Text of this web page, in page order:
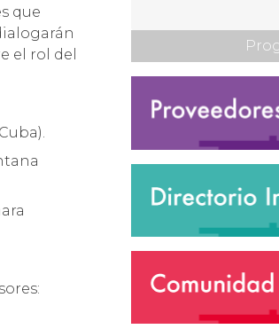
que
el rol del